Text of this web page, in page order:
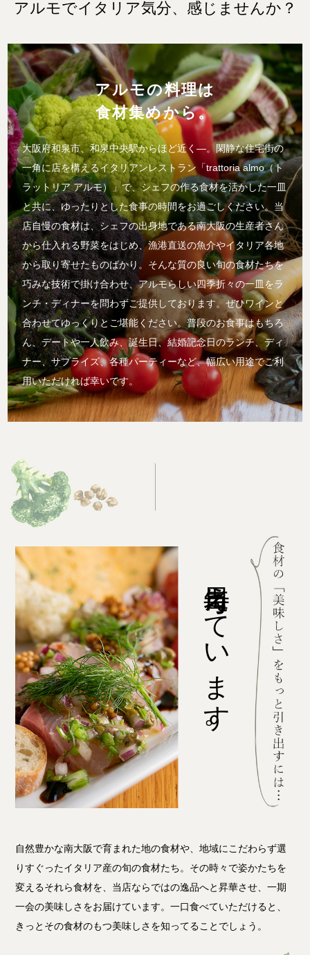
アルモでイタリア気分、感じませんか？
アルモの料理は
食材集めから。
大阪府和泉市、和泉中央駅からほど近く―。閑静な住宅街の
一角に店を構えるイタリアンレストラン「trattoria almo（ト
ラットリア アルモ）」で、シェフの作る食材を活かした一皿
と共に、ゆったりとした食事の時間をお過ごしください。当
店自慢の食材は、シェフの出身地である南大阪の生産者さん
から仕入れる野菜をはじめ、漁港直送の魚介やイタリア各地
から取り寄せたものばかり。そんな質の良い旬の食材たちを
巧みな技術で掛け合わせ、アルモらしい四季折々の一皿をラ
ンチ・ディナーを問わずご提供しております。ぜひワインと
合わせてゆっくりとご堪能ください。普段のお食事はもちろ
ん、デートや一人飲み、誕生日、結婚記念日のランチ、ディ
ナー、サプライズ、各種パーティーなど、幅広い用途でご利
用いただければ幸いです。
毎日考えています。
自然豊かな南大阪で育まれた地の食材や、地域にこだわらず選
りすぐったイタリア産の旬の食材たち。その時々で姿かたちを
変えるそれら食材を、当店ならではの逸品へと昇華させ、一期
一会の美味しさをお届けています。一口食べていただけると、
きっとその食材のもつ美味しさを知ってることでしょう。